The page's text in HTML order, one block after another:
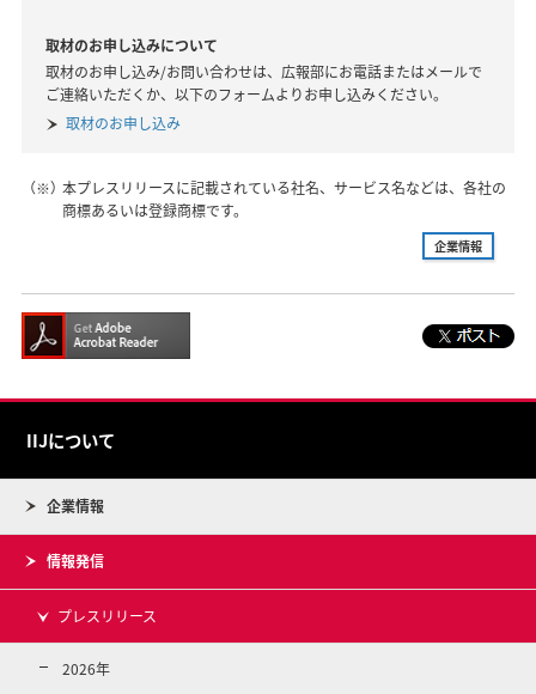
取材のお申し込みについて
取材のお申し込み/お問い合わせは、広報部にお電話またはメールで
ご連絡いただくか、以下のフォームよりお申し込みください。
取材のお申し込み
（※）本プレスリリースに記載されている社名、サービス名などは、各社の
商標あるいは登録商標です。
企業情報
IIJについて
企業情報
情報発信
プレスリリース
2026年